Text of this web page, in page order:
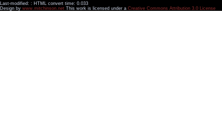
Last-modified: : HTML convert time: 0.033
Design by www.mitchinson.net This work is licensed under a Creative Commons Attribution 3.0 License